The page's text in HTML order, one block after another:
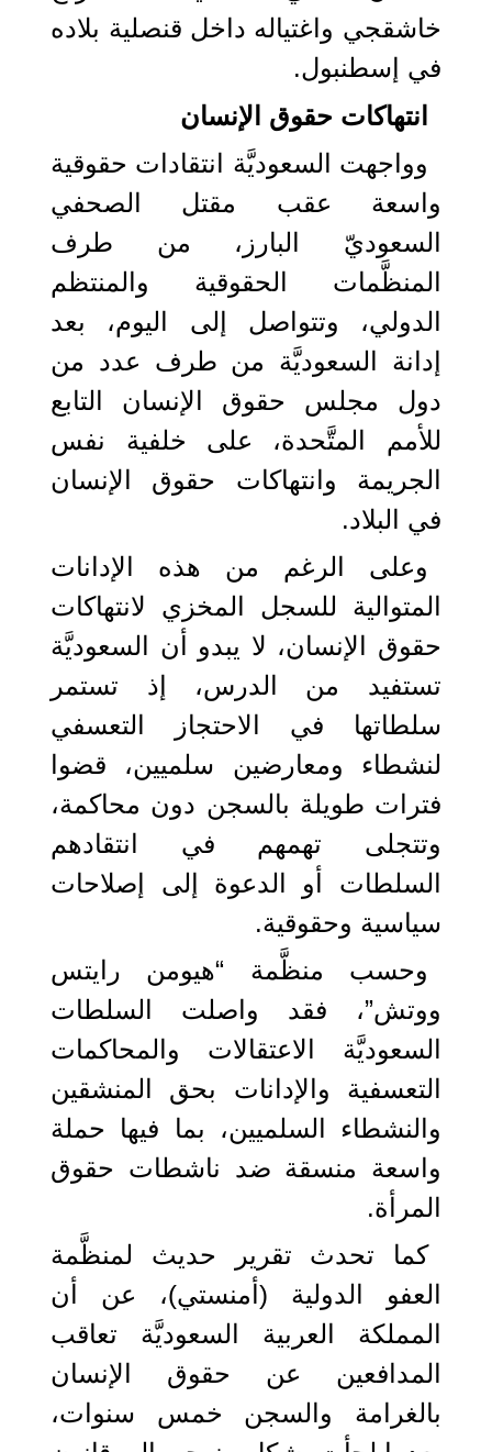
خاشقجي واغتياله داخل قنصلية بلاده
في إسطنبول.
انتهاكات حقوق الإنسان
وواجهت السعوديَّة انتقادات حقوقية
واسعة عقب مقتل الصحفي
السعوديّ البارز، من طرف
المنظَّمات الحقوقية والمنتظم
الدولي، وتتواصل إلى اليوم، بعد
إدانة السعوديَّة من طرف عدد من
دول مجلس حقوق الإنسان التابع
للأمم المتَّحدة، على خلفية نفس
الجريمة وانتهاكات حقوق الإنسان
في البلاد.
وعلى الرغم من هذه الإدانات
المتوالية للسجل المخزي لانتهاكات
حقوق الإنسان، لا يبدو أن السعوديَّة
تستفيد من الدرس، إذ تستمر
سلطاتها في الاحتجاز التعسفي
لنشطاء ومعارضين سلميين، قضوا
فترات طويلة بالسجن دون محاكمة،
وتتجلى تهمهم في انتقادهم
السلطات أو الدعوة إلى إصلاحات
سياسية وحقوقية.
وحسب منظَّمة “هيومن رايتس
ووتش”، فقد واصلت السلطات
السعوديَّة الاعتقالات والمحاكمات
التعسفية والإدانات بحق المنشقين
والنشطاء السلميين، بما فيها حملة
واسعة منسقة ضد ناشطات حقوق
المرأة.
كما تحدث تقرير حديث لمنظَّمة
العفو الدولية (أمنستي)، عن أن
المملكة العربية السعوديَّة تعاقب
المدافعين عن حقوق الإنسان
بالغرامة والسجن خمس سنوات،